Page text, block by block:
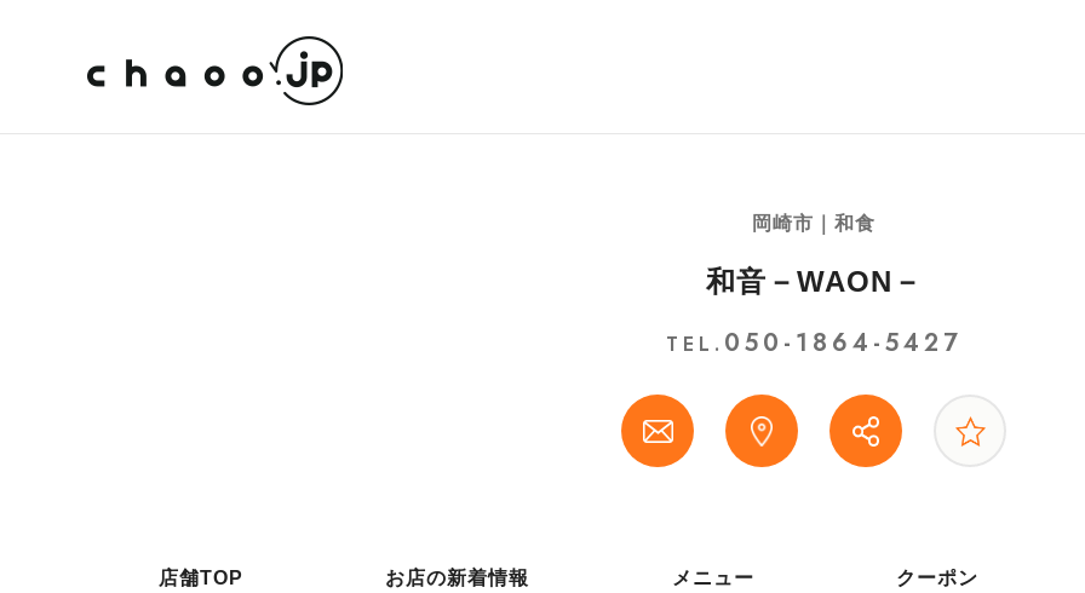
岡崎市｜和食
和音－WAON－
TEL. 050-1864-5427
店舗TOP お店の新着情報 メニュー クーポン